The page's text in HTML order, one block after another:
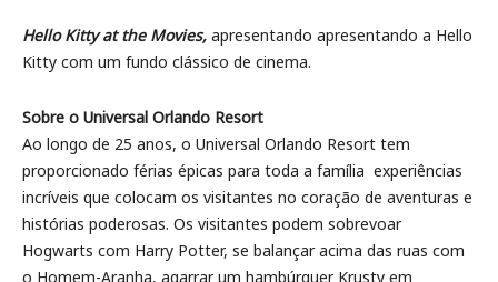
Hello Kitty at the Movies, apresentando apresentando a Hello
Kitty com um fundo clássico de cinema.
Sobre o Universal Orlando Resort
Ao longo de 25 anos, o Universal Orlando Resort tem
proporcionado férias épicas para toda a família  experiências
incríveis que colocam os visitantes no coração de aventuras e
histórias poderosas. Os visitantes podem sobrevoar
Hogwarts com Harry Potter, se balançar acima das ruas com
o Homem-Aranha, agarrar um hambúrguer Krusty em